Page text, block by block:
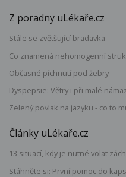
Z poradny uLékaře.cz
Stále se zvětšující bradavka
Co znamená nehomogenní
Občasné píchnutí pod žebry
Dyspepsie: Větry i při malé
Zelený povlak na jazyku - co to
Články uLékaře.cz
13 situací, kdy je nutné volat
Stáhněte si: První pomoc do